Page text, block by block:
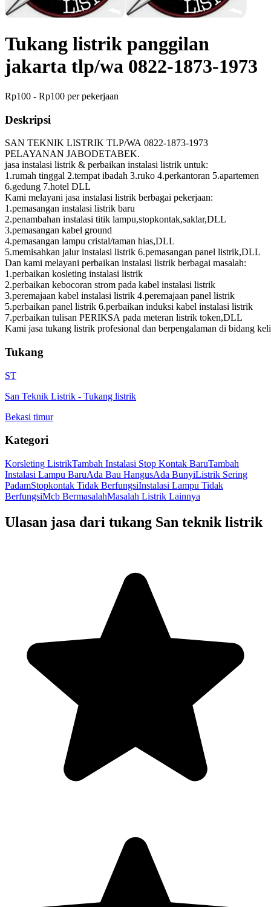
Tukang listrik panggilan
jakarta tlp/wa 0822-1873-1973
Rp100 - Rp100 per pekerjaan
Deskripsi
SAN TEKNIK LISTRIK TLP/WA 0822-1873-1973
PELAYANAN JABODETABEK.
jasa instalasi listrik & perbaikan instalasi listrik untuk:
1.rumah tinggal 2.tempat ibadah 3.ruko 4.perkantoran 5.apartemen
6.gedung 7.hotel DLL
Kami melayani jasa instalasi listrik berbagai pekerjaan:
1.pemasangan instalasi listrik baru
2.penambahan instalasi titik lampu,stopkontak,saklar,DLL
3.pemasangan kabel ground
4.pemasangan lampu cristal/taman hias,DLL
5.memisahkan jalur instalasi listrik 6.pemasangan panel listrik,DLL
Dan kami melayani perbaikan instalasi listrik berbagai masalah:
1.perbaikan kosleting instalasi listrik
2.perbaikan kebocoran strom pada kabel instalasi listrik
3.peremajaan kabel instalasi listrik 4.peremajaan panel listrik
5.perbaikan panel listrik 6.perbaikan induksi kabel instalasi listrik
7.perbaikan tulisan PERIKSA pada meteran listrik token,DLL
Kami jasa tukang listrik profesional dan berpengalaman di bidang
Tukang
ST
San Teknik Listrik - Tukang listrik
Bekasi timur
Kategori
Korsleting ListrikTambah Instalasi Stop Kontak BaruTambah
Instalasi Lampu BaruAda Bau HangusAda BunyiListrik Sering
PadamStopkontak Tidak BerfungsiInstalasi Lampu Tidak
BerfungsiMcb BermasalahMasalah Listrik Lainnya
Ulasan jasa dari tukang San teknik listrik